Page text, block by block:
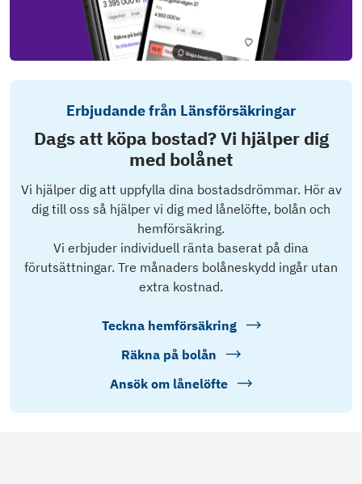
Erbjudande från Länsförsäkringar
Dags att köpa bostad? Vi hjälper dig
med bolånet
Vi hjälper dig att uppfylla dina bostadsdrömmar. Hör av
dig till oss så hjälper vi dig med lånelöfte, bolån och
hemförsäkring.
Vi erbjuder individuell ränta baserat på dina
förutsättningar. Tre månaders bolåneskydd ingår utan
extra kostnad.
Teckna hemförsäkring
Räkna på bolån
Ansök om lånelöfte